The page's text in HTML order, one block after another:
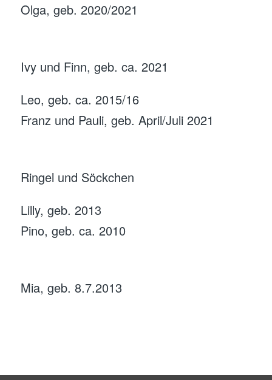
Olga, geb. 2020/2021
Ivy und Finn, geb. ca. 2021
Leo, geb. ca. 2015/16
Franz und Pauli, geb. April/Juli 2021
Ringel und Söckchen
Lilly, geb. 2013
Pino, geb. ca. 2010
Mia, geb. 8.7.2013